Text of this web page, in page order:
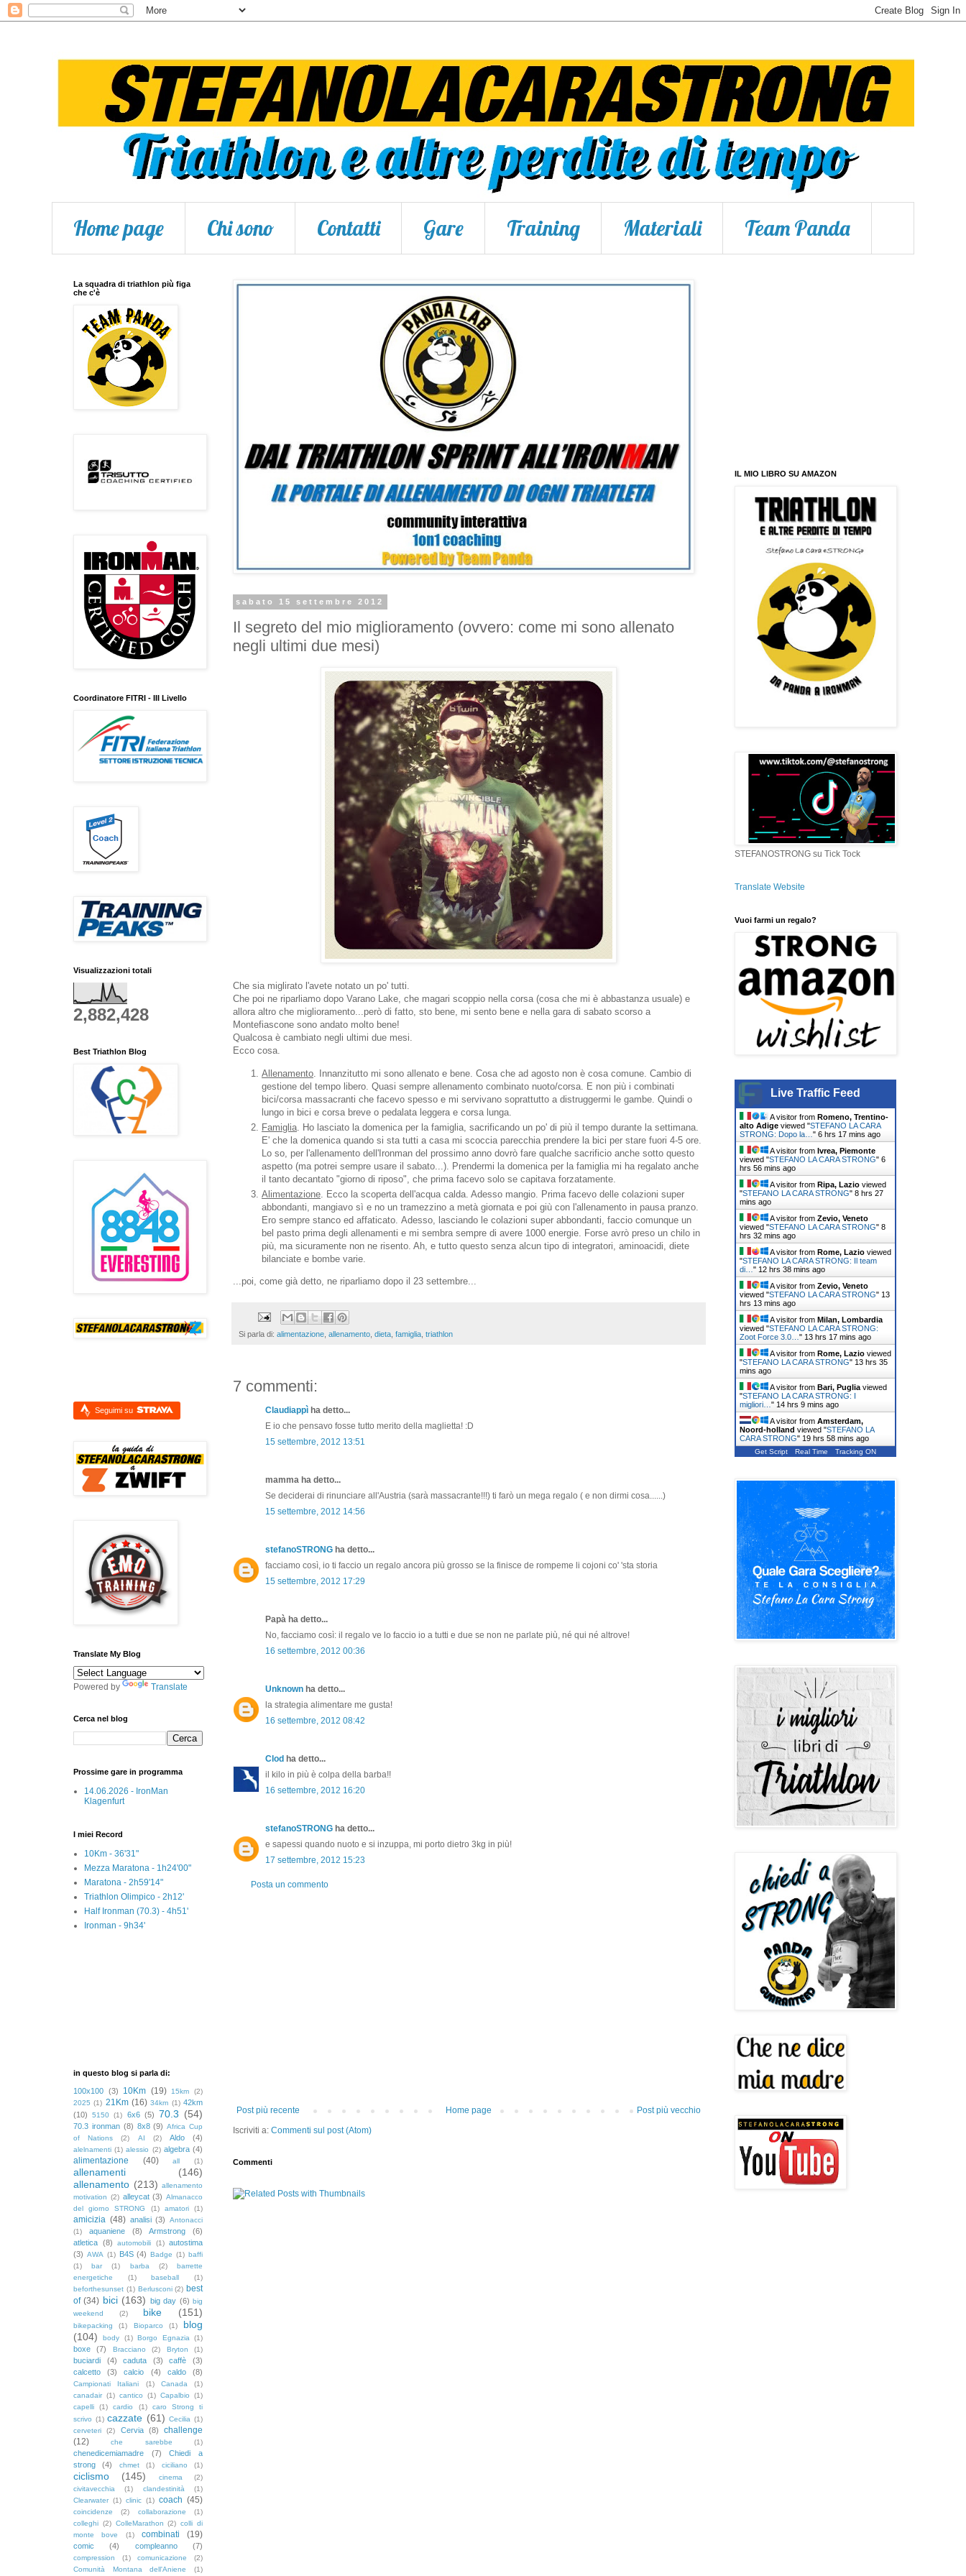
Home page Chi sono Contatti Gare Training Materiali Team Panda
sabato 15 settembre 2012
Il segreto del mio miglioramento (ovvero: come mi sono allenato
negli ultimi due mesi)
Che sia miglirato l'avete notato un po' tutti.
Che poi ne riparliamo dopo Varano Lake, che magari scoppio nella corsa (cosa che mi è abbastanza usuale) e
allora altro che miglioramento...però di fatto, sto bene, mi sento bene e nella gara di sabato scorso a
Montefiascone sono andato molto bene!
Qualcosa è cambiato negli ultimi due mesi.
Ecco cosa.
Allenamento . Innanzitutto mi sono allenato e bene. Cosa che ad agosto non è cosa comune. Cambio di
gestione del tempo libero. Quasi sempre allenamento combinato nuoto/corsa. E non più i combinati
bici/corsa massacranti che facevo spesso e mi servivano soprattutto a distruggermi le gambe. Quindi o
lungo in bici e corsa breve o pedalata leggera e corsa lunga.
Famiglia . Ho lasciato la domenica per la famiglia, sacrificando un po' di più il tempo durante la settimana.
E' che la domenica quando si sta tutti a casa mi scoccia parecchia prendere la bici per stare fuori 4-5 ore.
Lo so, per l'allenamento dell'Ironman del prossimo anno dovrò fare qualche sacrificio anche sotto questo
aspetto (ma potrei sempre usare il sabato...). Prendermi la domenica per la famiglia mi ha regalato anche
il tanto decantato "giorno di riposo", che prima facevo solo se capitava forzatamente.
Alimentazione. Ecco la scoperta dell'acqua calda. Adesso mangio. Prima facevo delle colazioni super
abbondanti, mangiavo sì e no un tramezzino a metà giornata e poi giù con l'allenamento in pausa pranzo.
Ero sempre stanco ed affaticato. Adesso, lasciando le colazioni super abbondanti, faccio comunque un
bel pasto prima degli allenamenti e mi sembra sempre di avere 1000 energie. Forse avrò preso un chilo in
più, ma sicuramente non ne risento. Ah, e tutto questo senza alcun tipo di integratori, aminoacidi, diete
bilanciate e bombe varie.
...poi, come già detto, ne riparliamo dopo il 23 settembre...
Si parla di: alimentazione allenamento dieta famiglia triathlon
7 commenti:
Claudiappì ha detto...
E io che pensavo fosse tutto merito della maglietta! :D
15 settembre, 2012 13:51
mamma ha detto...
Se deciderai di rinunciare all'Austria (sarà massacrante!!!) ti farò un mega regalo ( e non dirmi cosa......)
15 settembre, 2012 14:56
stefanoSTRONG ha detto...
facciamo così, io ti faccio un regalo ancora più grosso se la finisce de rompeme li cojoni co' 'sta storia
15 settembre, 2012 17:29
Papà ha detto...
No, facciamo così: il regalo ve lo faccio io a tutti e due se non ne parlate più, né qui né altrove!
16 settembre, 2012 00:36
Unknown ha detto...
la strategia alimentare me gusta!
16 settembre, 2012 08:42
Clod ha detto...
il kilo in più è colpa della barba!!
16 settembre, 2012 16:20
stefanoSTRONG ha detto...
e sapessi quando nuoto e si inzuppa, mi porto dietro 3kg in più!
17 settembre, 2012 15:23
Posta un commento
Post più recente Post più vecchio
Home page
Iscriviti a: Commenti sul post (Atom)
Commenti
La squadra di triathlon più figa
che c'è
Coordinatore FITRI - III Livello
Visualizzazioni totali
2,882,428
Best Triathlon Blog
Seguimi su
Translate My Blog
Powered by Translate
Cerca nel blog
Prossime gare in programma
14.06.2026 - IronMan
Klagenfurt
I miei Record
10Km - 36'31"
Mezza Maratona - 1h24'00"
Maratona - 2h59'14"
Triathlon Olimpico - 2h12'
Half Ironman (70.3) - 4h51'
Ironman - 9h34'
in questo blog si parla di:
100x100 (3) 10Km (19) 15km
(2)
2025 (1) 21Km (16) 34km (1) 42km
(10)
5150 (1) 6x6 (5) 70.3 (54)
70.3 ironman (8) 8x8 (9) Africa Cup
of Nations
(2) AI (2) Aldo (4)
alelnamenti (1) alessio (2) algebra (4)
alimentazione (40) all (1)
allenamenti
(146)
allenamento (213) allenamento
motivation (2) alleycat (3) Almanacco
del giorno STRONG
(1) amatori (1)
amicizia (48) analisi (3)
Antonacci
(1)
aquaniene (8) Armstrong
(6)
atletica (8) automobili (1) autostima
(3) AWA (1) B4S (4) Badge (1) baffi
(1)
bar (1) barba (2)
barrette
energetiche
(1) baseball
(1)
beforthesunset (1) Berlusconi (2) best
of (34) bici (163) big day (6) big
weekend
(2) bike (151)
bikepacking (1) Bioparco (1)
blog
(104)
body (1) Borgo Egnazia (1)
boxe (7) Bracciano (2) Bryton (1)
buciardi (4) caduta (3) caffè
(3)
calcetto
(3) calcio (4) caldo (8)
Campionati Italiani (1) Canada
(1)
canadair (1) cantico (1) Capalbio
(1)
capelli
(1) cardio (1)
caro Strong ti
scrivo (1) cazzate (61) Cecilia (1)
cerveteri
(2) Cervia (8)
challenge
(12)
che sarebbe (1)
chenedicemiamadre (7)
Chiedi a
strong
(4) chmet (1) ciciliano (1)
ciclismo (145) cinema
(2)
civitavecchia
(1) clandestinità
(1)
Clearwater (1) clinic (1) coach (45)
coincidenze (2) collaborazione
(1)
colleghi (2) ColleMarathon (2) colli di
monte bove
(1) combinati (19)
comic (4) compleanno (7)
compression (1) comunicazione
(2)
Comunità Montana dell'Aniene
(1)
IL MIO LIBRO SU AMAZON
STEFANOSTRONG su Tick Tock
Translate Website
Vuoi farmi un regalo?
Live Traffic Feed
A visitor from Romeno, Trentino-
alto Adige viewed "STEFANO LA CARA
STRONG: Dopo la… " 6 hrs 17 mins ago
A visitor from Ivrea, Piemonte
viewed "STEFANO LA CARA STRONG" 6
hrs 56 mins ago
A visitor from Ripa, Lazio viewed
"STEFANO LA CARA STRONG" 8 hrs 27
mins ago
A visitor from Zevio, Veneto
viewed "STEFANO LA CARA STRONG" 8
hrs 32 mins ago
A visitor from Rome, Lazio viewed
"STEFANO LA CARA STRONG: Il team
di… " 12 hrs 38 mins ago
A visitor from Zevio, Veneto
viewed "STEFANO LA CARA STRONG" 13
hrs 13 mins ago
A visitor from Milan, Lombardia
viewed "STEFANO LA CARA STRONG:
Zoot Force 3.0… " 13 hrs 17 mins ago
A visitor from Rome, Lazio viewed
"STEFANO LA CARA STRONG" 13 hrs 35
mins ago
A visitor from Bari, Puglia viewed
"STEFANO LA CARA STRONG: I
migliori… " 14 hrs 9 mins ago
A visitor from Amsterdam,
Noord-holland viewed "STEFANO LA
CARA STRONG" 19 hrs 58 mins ago
Get Script Real Time Tracking ON